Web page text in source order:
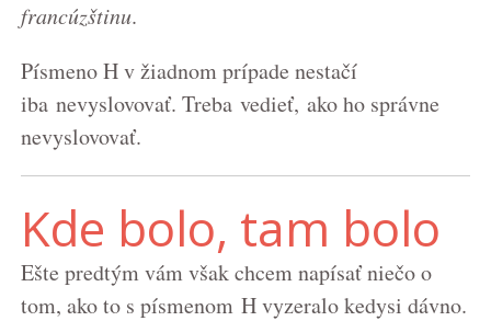
francúzštinu.
Písmeno H v žiadnom prípade nestačí
iba nevyslovovať. Treba vedieť, ako ho správne
nevyslovovať.
Kde bolo, tam bolo
Ešte predtým vám však chcem napísať niečo o
tom, ako to s písmenom H vyzeralo kedysi dávno.